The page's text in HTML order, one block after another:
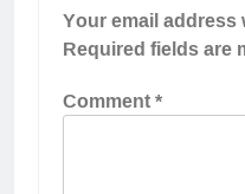
Your email
Required fields are
Comment*